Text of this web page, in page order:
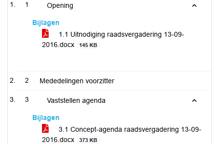
1 Opening
Bijlagen
1.1 Uitnodiging raadsvergadering 13-09-
2016.docx
145 KB
2 Mededelingen voorzitter
3 Vaststellen agenda
Bijlagen
3.1 Concept-agenda raadsvergadering 13-09-
2016.docx
373 KB